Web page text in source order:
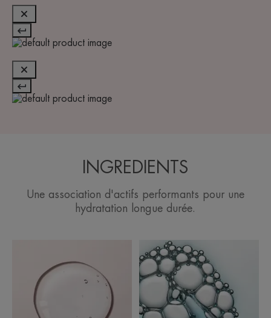
INGREDIENTS
Une association d'actifs performants pour une
hydratation longue durée.